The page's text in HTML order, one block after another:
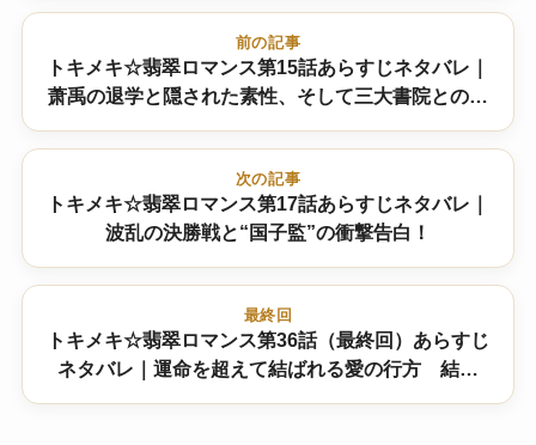
前の記事
トキメキ☆翡翠ロマンス第15話あらすじネタバレ｜
萧禹の退学と隠された素性、そして三大書院との対
次の記事
トキメキ☆翡翠ロマンス第17話あらすじネタバレ｜
波乱の決勝戦と“国子監”の衝撃告白！
最終回
トキメキ☆翡翠ロマンス第36話（最終回）あらすじ
ネタバレ｜運命を超えて結ばれる愛の行方 結末